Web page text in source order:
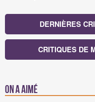
DERNIÈRES
CRITIQUES DE
On a aimé